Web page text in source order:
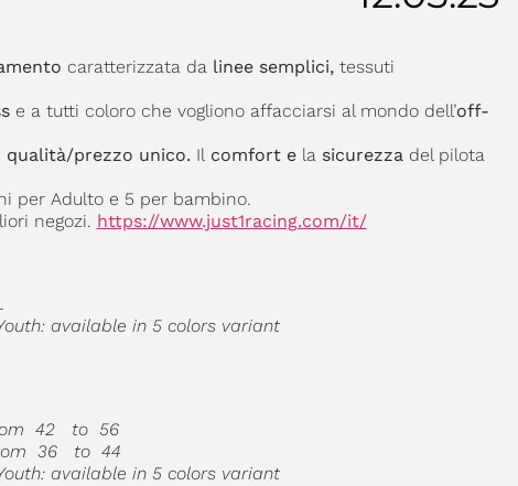
caratterizzata da linee semplici,tessuti
e a tutti coloro che vogliono affacciarsi al mondo dell’off-
qualità/prezzo unico. Il comfort e la sicurezza del pilota
per Adulto e 5 per bambino.
negozi. https://www.just1racing.com/it/
available in 5 colors variant
42 to 56
36 to 44
available in 5 colors variant